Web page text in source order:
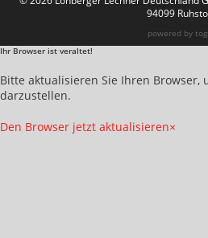
94099
powered by
Ihr Browser ist veraltet!
Bitte aktualisieren Sie Ihren Browser,
darzustellen.
Den Browser jetzt aktualisieren×